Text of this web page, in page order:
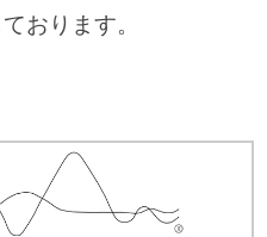
おります。